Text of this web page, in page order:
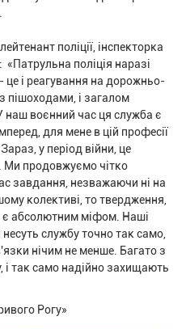
поліції, інспекторка
«Патрульна поліція наразі
і реагування на дорожньо-
пішоходами, і загалом
наш воєнний час ця служба є
для мене в цій професії
у період війни, це
Ми продовжуємо чітко
завдання, незважаючи ні на
колективі, то твердження,
є абсолютним міфом. Наші
службу точно так само,
нічим не менше. Багато з
і так само надійно захищають
Рогу»